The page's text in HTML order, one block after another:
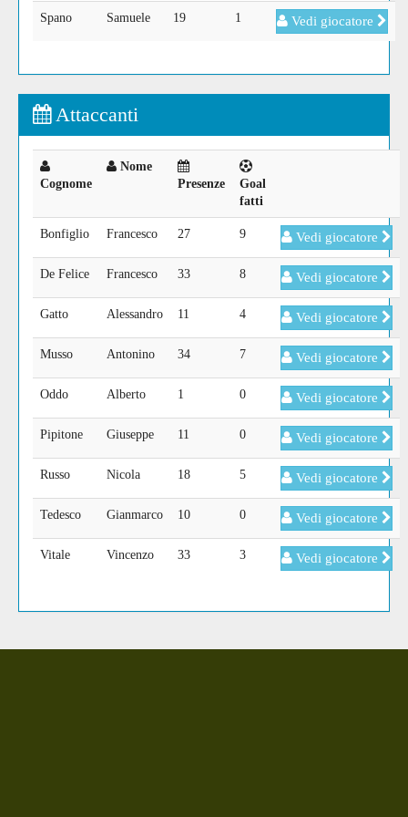
Spano Samuele 19 1 Vedi giocatore
Attaccanti
Cognome
Nome
Presenze
Goal
fatti
Bonfiglio Francesco 27 9 Vedi giocatore
De Felice Francesco 33 8 Vedi giocatore
Gatto Alessandro 11 4 Vedi giocatore
Musso Antonino 34 7 Vedi giocatore
Oddo Alberto 1 0 Vedi giocatore
Pipitone Giuseppe 11 0 Vedi giocatore
Russo Nicola 18 5 Vedi giocatore
Tedesco Gianmarco 10 0 Vedi giocatore
Vitale Vincenzo 33 3 Vedi giocatore